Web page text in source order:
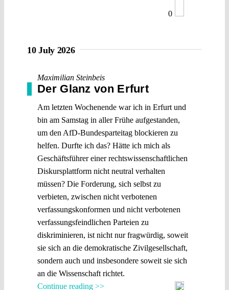
0
10 July 2026
Maximilian Steinbeis
Der Glanz von Erfurt
Am letzten Wochenende war ich in Erfurt und
bin am Samstag in aller Frühe aufgestanden,
um den AfD-Bundesparteitag blockieren zu
helfen. Durfte ich das? Hätte ich mich als
Geschäftsführer einer rechtswissenschaftlichen
Diskursplattform nicht neutral verhalten
müssen? Die Forderung, sich selbst zu
verbieten, zwischen nicht verbotenen
verfassungskonformen und nicht verbotenen
verfassungsfeindlichen Parteien zu
diskriminieren, ist nicht nur fragwürdig, soweit
sie sich an die demokratische Zivilgesellschaft,
sondern auch und insbesondere soweit sie sich
an die Wissenschaft richtet.
Continue reading >>